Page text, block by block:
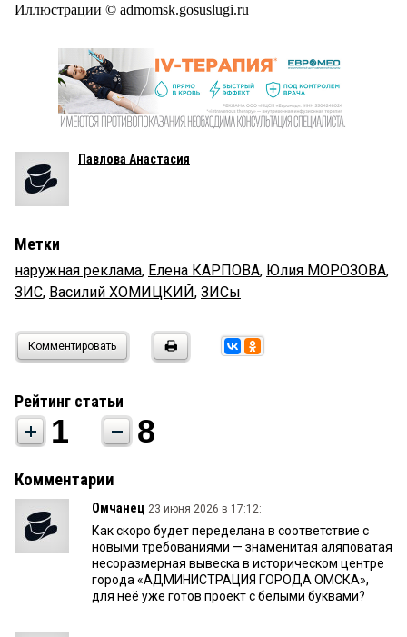
Иллюстрации © admomsk.gosuslugi.ru
Павлова Анастасия
Метки
наружная реклама, Елена КАРПОВА, Юлия МОРОЗОВА,
ЗИС, Василий ХОМИЦКИЙ, ЗИСы
Комментировать
Рейтинг статьи
1 8
Комментарии
Омчанец 23 июня 2026 в 17:12:
Как скоро будет переделана в соответствие с
новыми требованиями — знаменитая аляповатая
несоразмерная вывеска в историческом центре
города «АДМИНИСТРАЦИЯ ГОРОДА ОМСКА»,
для неё уже готов проект с белыми буквами?